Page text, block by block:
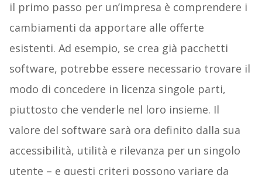
il primo passo per un’impresa è comprendere i
cambiamenti da apportare alle offerte
esistenti. Ad esempio, se crea già pacchetti
software, potrebbe essere necessario trovare il
modo di concedere in licenza singole parti,
piuttosto che venderle nel loro insieme. Il
valore del software sarà ora definito dalla sua
accessibilità, utilità e rilevanza per un singolo
utente – e questi criteri possono variare da